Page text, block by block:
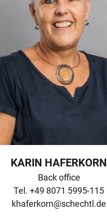
KARIN HAFERKORN
Back office
khaferkorn@schechtl.de